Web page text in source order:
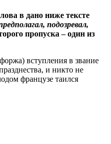
в дано ниже тексте
подозревал,
пропуска – один из
вступления в звание
и никто не
французе таился